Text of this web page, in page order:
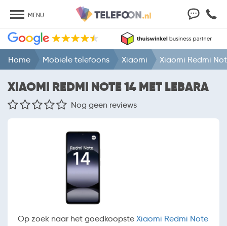
MENU
Home Mobiele telefoons Xiaomi Xiaomi Redmi
XIAOMI REDMI NOTE 14 MET LEBARA
Nog geen reviews
Op zoek naar het goedkoopste Xiaomi Redmi Note